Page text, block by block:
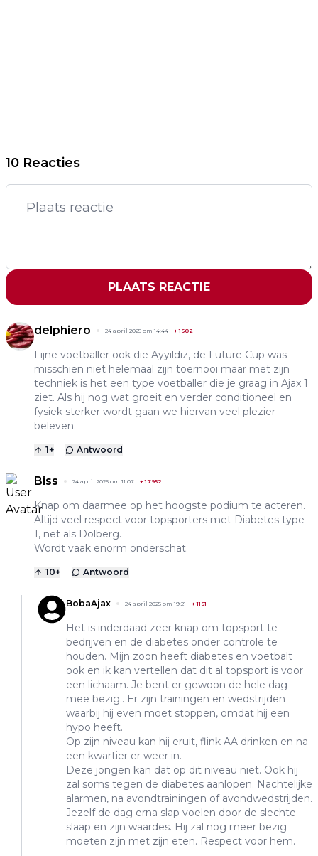
10 Reacties
PLAATS REACTIE
delphiero 24 april 2025 om 14:44 +1602
Fijne voetballer ook die Ayyildiz, de Future Cup was
misschien niet helemaal zijn toernooi maar met zijn
techniek is het een type voetballer die je graag in Ajax 1
ziet. Als hij nog wat groeit en verder conditioneel en
fysiek sterker wordt gaan we hiervan veel plezier
beleven.
1+ Antwoord
Biss 24 april 2025 om 11:07 +17952
Knap om daarmee op het hoogste podium te acteren.
Altijd veel respect voor topsporters met Diabetes type
1, net als Dolberg.
Wordt vaak enorm onderschat.
10+ Antwoord
BobaAjax 24 april 2025 om 19:21 +1161
Het is inderdaad zeer knap om topsport te
bedrijven en de diabetes onder controle te
houden. Mijn zoon heeft diabetes en voetbalt
ook en ik kan vertellen dat dit al topsport is voor
een lichaam. Je bent er gewoon de hele dag
mee bezig.. Er zijn trainingen en wedstrijden
waarbij hij even moet stoppen, omdat hij een
hypo heeft.
Op zijn niveau kan hij eruit, flink AA drinken en na
een kwartier er weer in.
Deze jongen kan dat op dit niveau niet. Ook hij
zal soms tegen de diabetes aanlopen. Nachtelijke
alarmen, na avondtrainingen of avondwedstrijden.
Jezelf de dag erna slap voelen door de slechte
slaap en zijn waardes. Hij zal nog meer bezig
moeten zijn met zijn eten. Respect voor hem.